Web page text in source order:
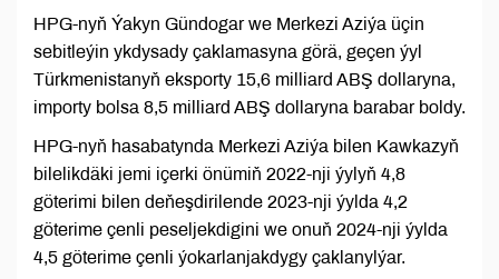
HPG-nyň Ýakyn Gündogar we Merkezi Aziýa üçin
sebitleýin ykdysady çaklamasyna görä, geçen ýyl
Türkmenistanyň eksporty 15,6 milliard ABŞ dollaryna,
importy bolsa 8,5 milliard ABŞ dollaryna barabar boldy.
HPG-nyň hasabatynda Merkezi Aziýa bilen Kawkazyň
bilelikdäki jemi içerki önümiň 2022-nji ýylyň 4,8
göterimi bilen deňeşdirilende 2023-nji ýylda 4,2
göterime çenli peseljekdigini we onuň 2024-nji ýylda
4,5 göterime çenli ýokarlanjakdygy çaklanylýar.